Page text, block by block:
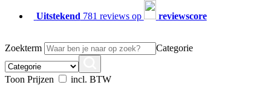
Uitstekend 781 reviews op reviewscore
Zoekterm Categorie
Toon Prijzen
incl. BTW